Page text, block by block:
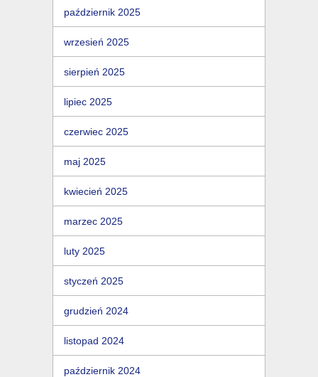
październik 2025
wrzesień 2025
sierpień 2025
lipiec 2025
czerwiec 2025
maj 2025
kwiecień 2025
marzec 2025
luty 2025
styczeń 2025
grudzień 2024
listopad 2024
październik 2024